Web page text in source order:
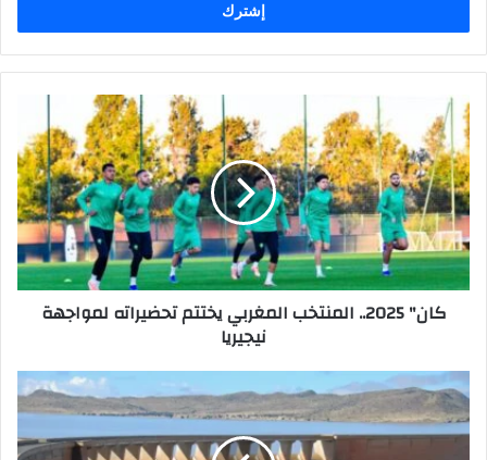
ب
ر
د
ك
ا
ل
إ
ل
ك
ت
ر
كان" 2025.. المنتخب المغربي يختتم تحضيراته لمواجهة
نيجيريا